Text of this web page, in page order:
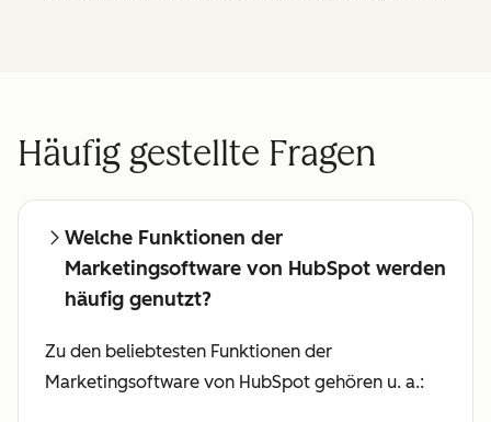
Häufig gestellte Fragen
Welche Funktionen der
Marketingsoftware von HubSpot werden
häufig genutzt?
Zu den beliebtesten Funktionen der
Marketingsoftware von HubSpot gehören u. a.: